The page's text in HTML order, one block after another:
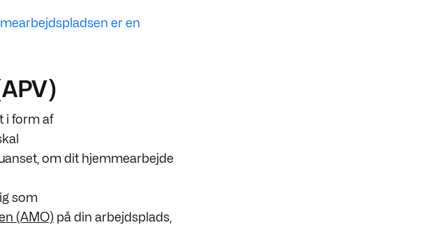
er en
i form af
om dit hjemmearbejde
som
(AMO) på din arbejdsplads,